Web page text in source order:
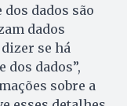
dados são
dados
se há
dados”,
sobre a